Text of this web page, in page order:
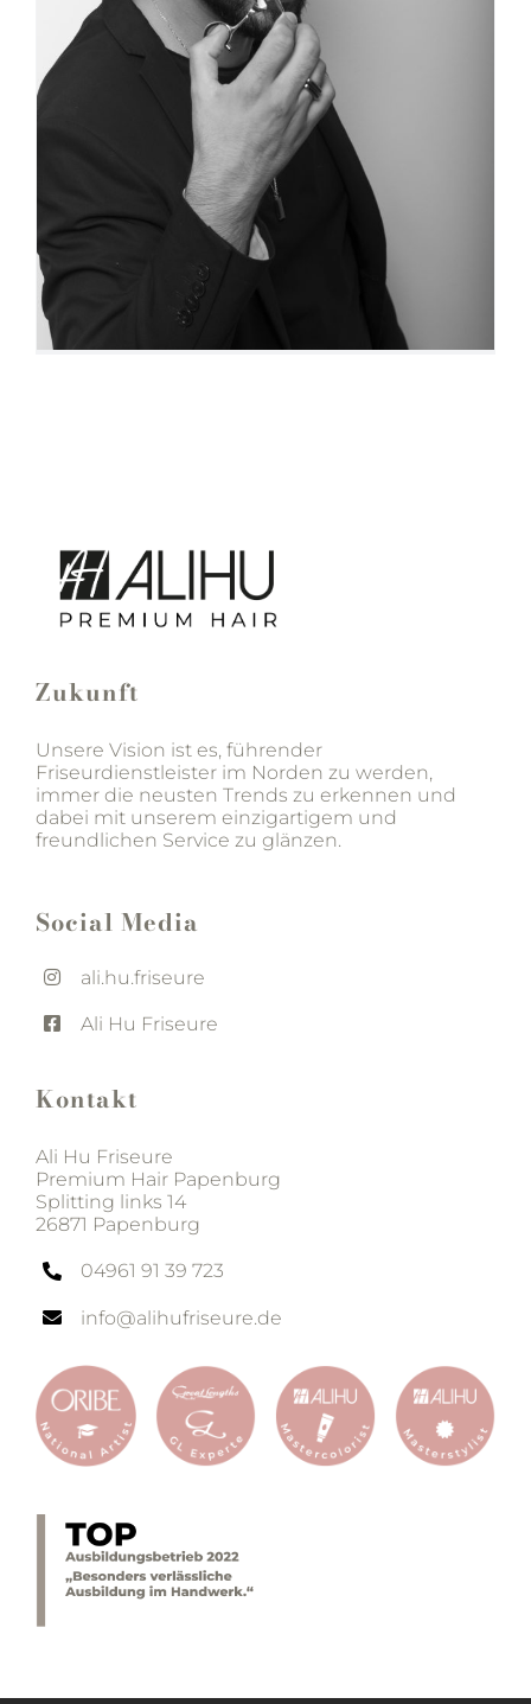
Zukunft
Unsere Vision ist es, führender
Friseurdienstleister im Norden zu werden,
immer die neusten Trends zu erkennen und
dabei mit unserem einzigartigem und
freundlichen Service zu glänzen.
Social Media
ali.hu.friseure
Ali Hu Friseure
Kontakt
Ali Hu Friseure
Premium Hair Papenburg
Splitting links 14
26871 Papenburg
04961 91 39 723
info@alihufriseure.de